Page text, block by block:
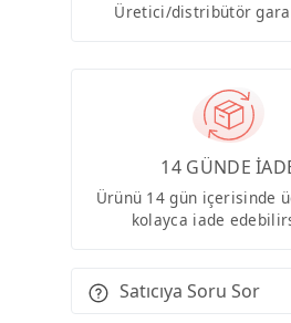
Üretici/distribütör
14 GÜNDE
Ürünü 14 gün içerisinde
kolayca iade
Satıcıya Soru Sor